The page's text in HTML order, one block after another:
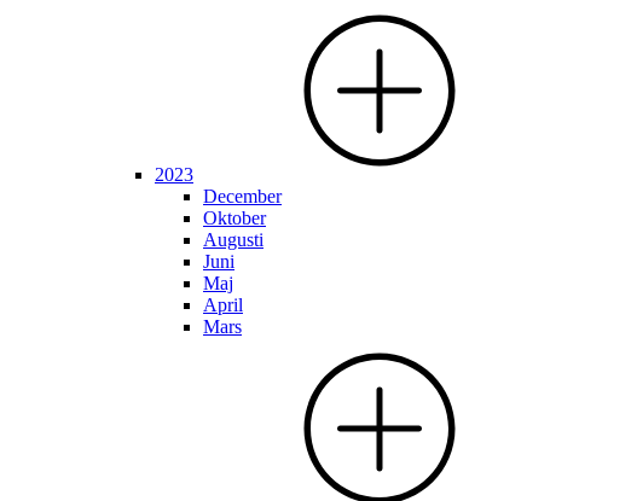
2023
December
Oktober
Augusti
Juni
Maj
April
Mars